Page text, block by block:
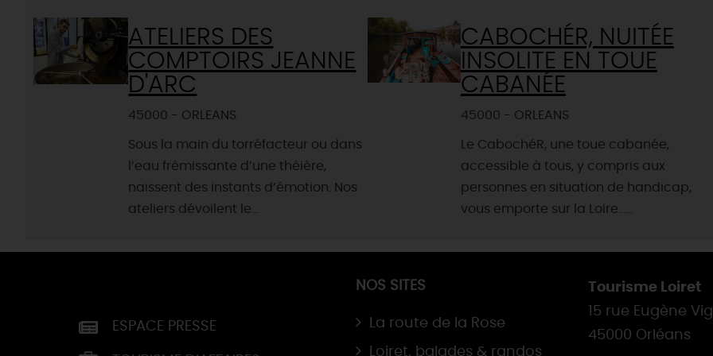
ATELIERS DES
COMPTOIRS JEANNE
D'ARC
45000 - ORLEANS
Sous la main du torréfacteur ou dans
l’eau frémissante d’une théière,
naissent des instants d’émotion. Nos
ateliers dévoilent le...
CABOCHÉR, NUITÉE
INSOLITE EN TOUE
CABANÉE
45000 - ORLEANS
Le CabochéR, une toue cabanée,
accessible à tous, y compris aux
personnes en situation de handicap,
vous emporte sur la Loire......
ESPACE PRESSE
NOS SITES
La route de la Rose
Loiret, balades & randos
Tourisme Loiret
15 rue Eugène
45000 Orléans